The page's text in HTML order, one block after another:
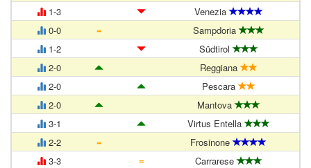
1-3
Venezia
0-0
=
Sampdoria
1-2
Südtirol
2-0
Reggiana
2-0
Pescara
2-0
Mantova
3-1
Virtus Entella
2-2
=
Frosinone
3-3
=
Carrarese